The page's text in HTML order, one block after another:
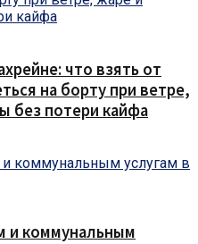
что взять от
на борту при ветре,
без потери кайфа
и коммунальным